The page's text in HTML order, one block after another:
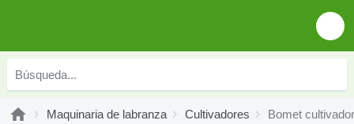
Maquinaria de labranza Cultivadores Bomet